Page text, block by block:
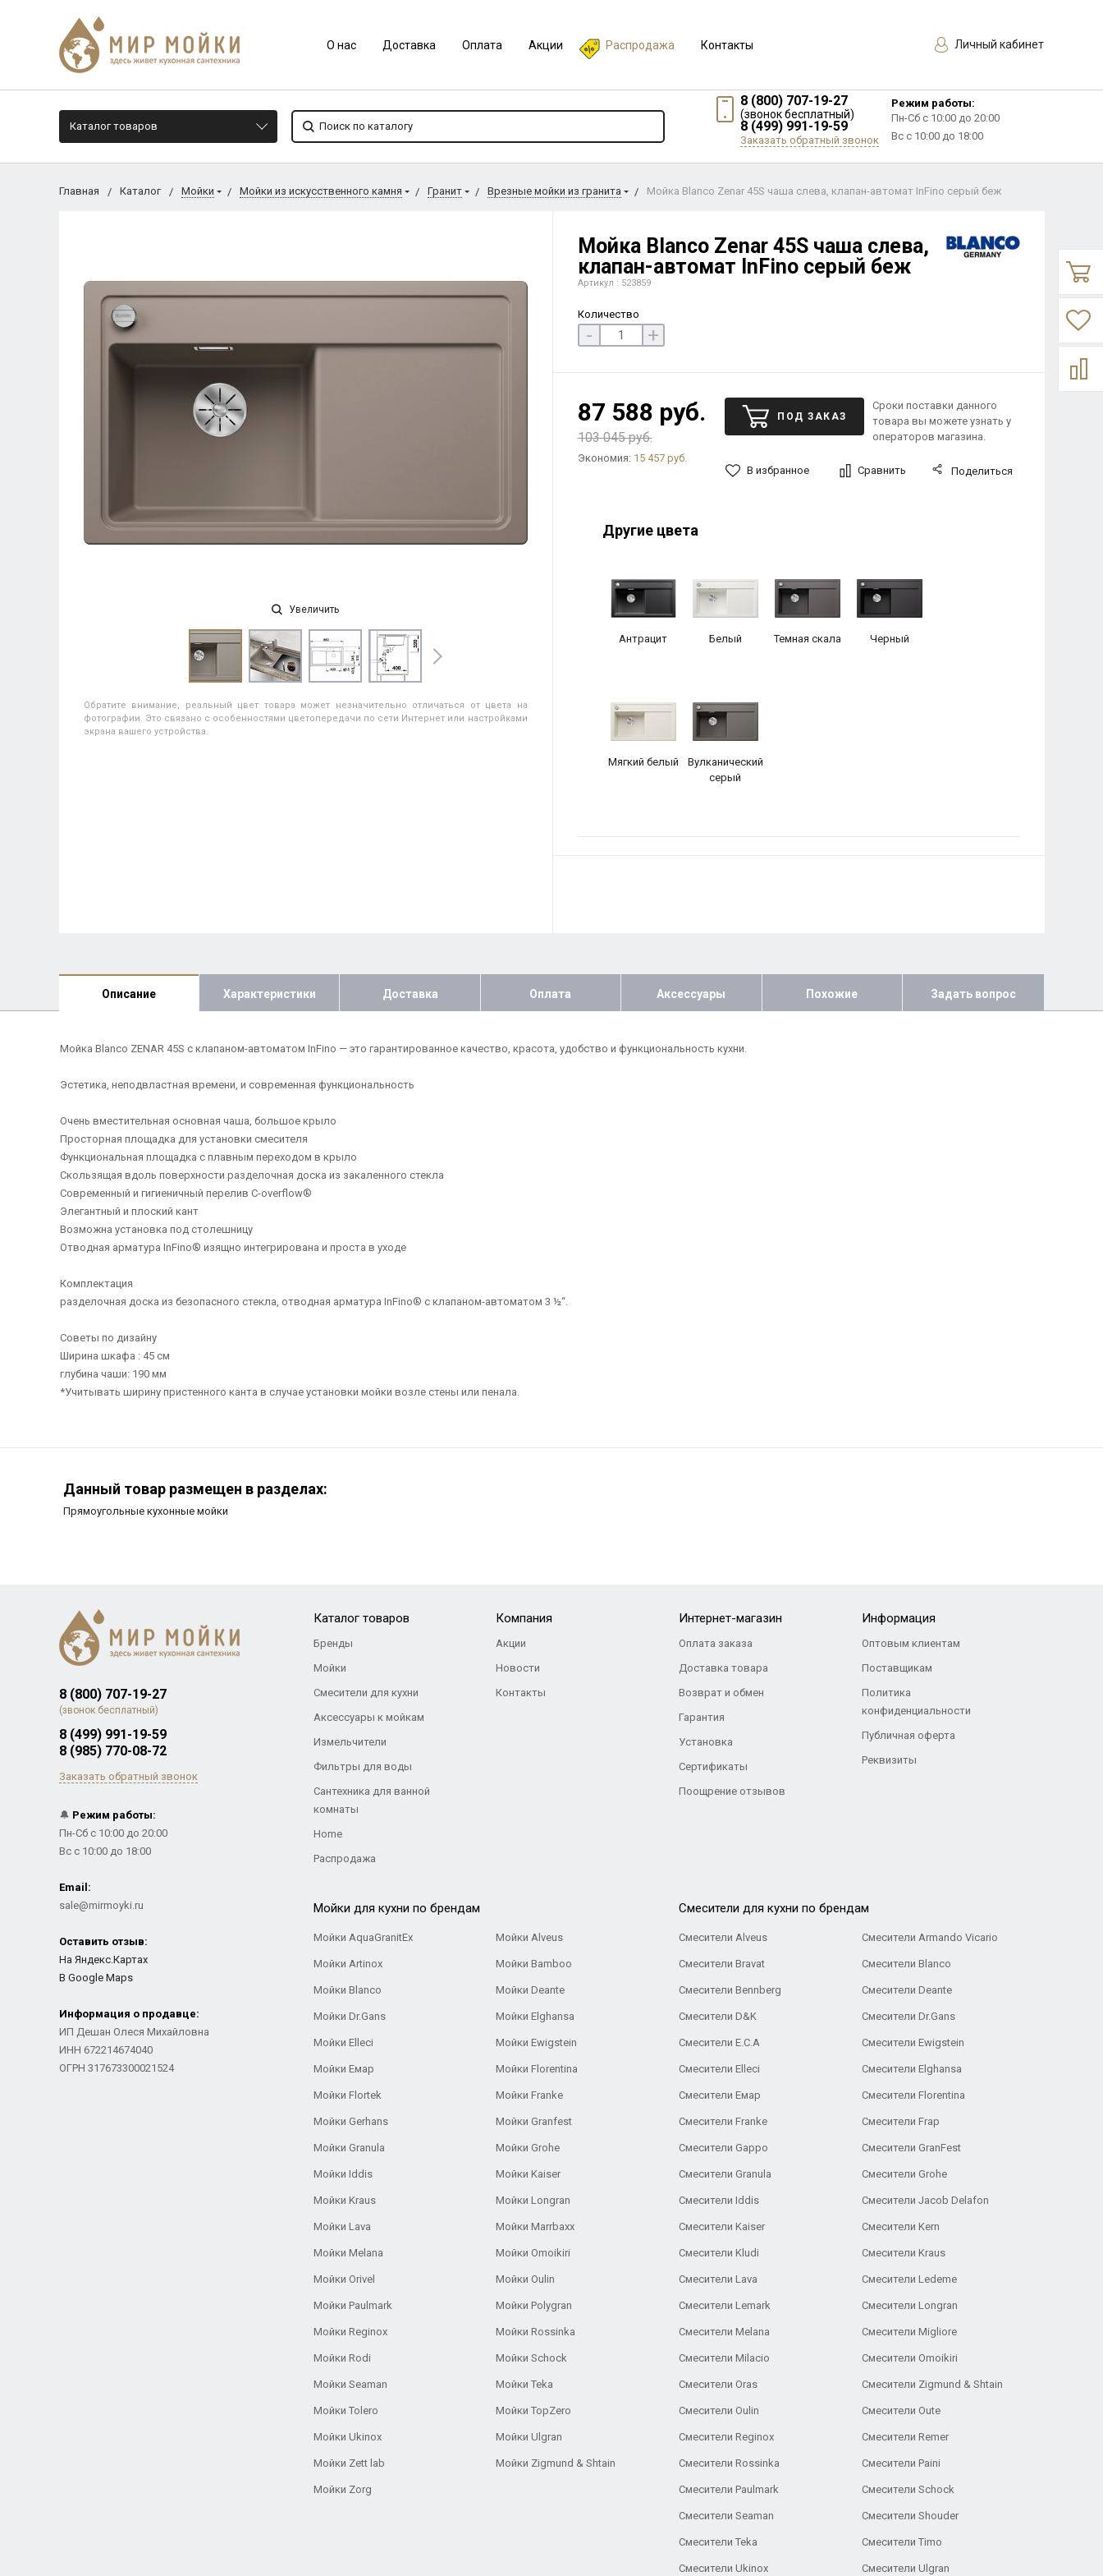
О нас Доставка Оплата Акции Распродажа Контакты Личный кабинет
Каталог товаров
8 (800) 707-19-27
(звонок бесплатный)
8 (499) 991-19-59
Заказать обратный звонок
Режим работы:
Пн-Сб с 10:00 до 20:00
Вс с 10:00 до 18:00
Главная Каталог Мойки Мойки из искусственного камня Гранит Врезные мойки из гранита Мойка Blanco Zenar 45S чаша слева, клапан-автомат InFino серый беж
Увеличить
Обратите внимание, реальный цвет товара может незначительно отличаться от цвета на
фотографии. Это связано с особенностями цветопередачи по сети Интернет или настройками
экрана вашего устройства.
Мойка Blanco Zenar 45S чаша слева,
клапан-автомат InFino серый беж
Артикул : 523859
Количество
- +
87 588 руб.
103 045 руб.
Экономия: 15 457 руб.
ПОД ЗАКАЗ
Сроки поставки данного
товара вы можете узнать у
операторов магазина.
В избранное Сравнить Поделиться
Другие цвета
Антрацит Белый Темная скала Черный
Мягкий белый
Вулканический
серый
Описание Характеристики Доставка Оплата Аксессуары Похожие Задать вопрос
Мойка Blanco ZENAR 45S с клапаном-автоматом InFino — это гарантированное качество, красота, удобство и функциональность кухни.
Эстетика, неподвластная времени, и современная функциональность
Очень вместительная основная чаша, большое крыло
Просторная площадка для установки смесителя
Функциональная площадка с плавным переходом в крыло
Скользящая вдоль поверхности разделочная доска из закаленного стекла
Современный и гигиеничный перелив C-overflow®
Элегантный и плоский кант
Возможна установка под столешницу
Отводная арматура InFino® изящно интегрирована и проста в уходе
Комплектация
разделочная доска из безопасного стекла, отводная арматура InFino® с клапаном-автоматом 3 ½“.
Советы по дизайну
Ширина шкафа : 45 см
глубина чаши: 190 мм
*Учитывать ширину пристенного канта в случае установки мойки возле стены или пенала.
Данный товар размещен в разделах:
Прямоугольные кухонные мойки
8 (800) 707-19-27
(звонок бесплатный)
8 (499) 991-19-59
8 (985) 770-08-72
Заказать обратный звонок
🔔 Режим работы:
Пн-Сб с 10:00 до 20:00
Вс с 10:00 до 18:00
Email:
sale@mirmoyki.ru
Оставить отзыв:
На Яндекс.Картах
В Google Maps
Информация о продавце:
ИП Дешан Олеся Михайловна
ИНН 672214674040
ОГРН 317673300021524
Каталог товаров
Бренды
Мойки
Смесители для кухни
Аксессуары к мойкам
Измельчители
Фильтры для воды
Сантехника для ванной
комнаты
Home
Распродажа
Компания
Акции
Новости
Контакты
Интернет-магазин
Оплата заказа
Доставка товара
Возврат и обмен
Гарантия
Установка
Сертификаты
Поощрение отзывов
Информация
Оптовым клиентам
Поставщикам
Политика
конфиденциальности
Публичная оферта
Реквизиты
Мойки для кухни по брендам
Мойки AquaGranitEx Мойки Alveus
Мойки Artinox Мойки Bamboo
Мойки Blanco Мойки Deante
Мойки Dr.Gans Мойки Elghansa
Мойки Elleci Мойки Ewigstein
Мойки Емар Мойки Florentina
Мойки Flortek Мойки Franke
Мойки Gerhans Мойки Granfest
Мойки Granula Мойки Grohe
Мойки Iddis Мойки Kaiser
Мойки Kraus Мойки Longran
Мойки Lava Мойки Marrbaxx
Мойки Melana Мойки Omoikiri
Мойки Orivel Мойки Oulin
Мойки Paulmark Мойки Polygran
Мойки Reginox Мойки Rossinka
Мойки Rodi Мойки Schock
Мойки Seaman Мойки Teka
Мойки Tolero Мойки TopZero
Мойки Ukinox Мойки Ulgran
Мойки Zett lab Мойки Zigmund & Shtain
Мойки Zorg
Cмесители для кухни по брендам
Смесители Alveus Смесители Armando Vicario
Смесители Bravat Смесители Blanco
Смесители Bennberg Смесители Deante
Смесители D&K Смесители Dr.Gans
Смесители E.C.A Cмесители Ewigstein
Смесители Elleci Смесители Elghansa
Смесители Емар Смесители Florentina
Смесители Franke Смесители Frap
Смесители Gappo Смесители GranFest
Смесители Granula Смесители Grohe
Смесители Iddis Смесители Jacob Delafon
Смесители Kaiser Смесители Kern
Смесители Kludi Смесители Kraus
Смесители Lava Смесители Ledeme
Смесители Lemark Смесители Longran
Смесители Melana Смесители Migliore
Смесители Milacio Смесители Omoikiri
Смесители Oras Смесители Zigmund & Shtain
Смесители Oulin Смесители Oute
Смесители Reginox Смесители Remer
Смесители Rossinka Смесители Paini
Смесители Paulmark Смесители Schock
Смесители Seaman Смесители Shouder
Смесители Teka Смесители Timo
Смесители Ukinox Смесители Ulgran